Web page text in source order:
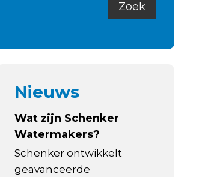
Nieuws
Wat zijn Schenker
Watermakers?
Schenker ontwikkelt
geavanceerde